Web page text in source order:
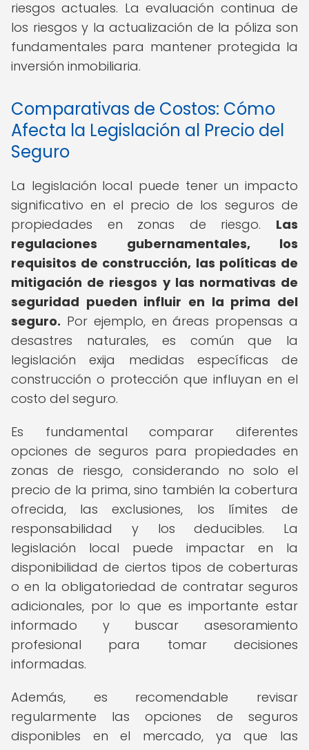
riesgos actuales. La evaluación continua de
los riesgos y la actualización de la póliza son
fundamentales para mantener protegida la
inversión inmobiliaria.
Comparativas de Costos: Cómo
Afecta la Legislación al Precio del
Seguro
La legislación local puede tener un impacto
significativo en el precio de los seguros de
propiedades en zonas de riesgo. Las
regulaciones gubernamentales, los
requisitos de construcción, las políticas de
mitigación de riesgos y las normativas de
seguridad pueden influir en la prima del
seguro. Por ejemplo, en áreas propensas a
desastres naturales, es común que la
legislación exija medidas específicas de
construcción o protección que influyan en el
costo del seguro.
Es fundamental comparar diferentes
opciones de seguros para propiedades en
zonas de riesgo, considerando no solo el
precio de la prima, sino también la cobertura
ofrecida, las exclusiones, los límites de
responsabilidad y los deducibles. La
legislación local puede impactar en la
disponibilidad de ciertos tipos de coberturas
o en la obligatoriedad de contratar seguros
adicionales, por lo que es importante estar
informado y buscar asesoramiento
profesional para tomar decisiones
informadas.
Además, es recomendable revisar
regularmente las opciones de seguros
disponibles en el mercado, ya que las